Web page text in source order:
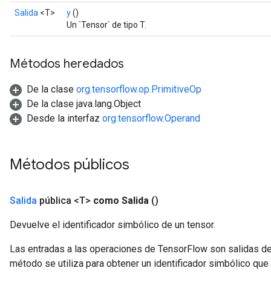
Salida <T> y()
Un `Tensor` de tipo T.
Métodos heredados
De la clase org.tensorflow.op.PrimitiveOp
De la clase java.lang.Object
Desde la interfaz org.tensorflow.Operand
Métodos públicos
Salida pública <T> como Salida ()
Devuelve el identificador simbólico de un tensor.
Las entradas a las operaciones de TensorFlow son salidas
método se utiliza para obtener un identificador simbólico